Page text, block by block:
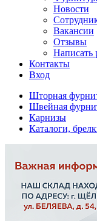
Новости
Вакансии
Отзывы
Написать
Контакты
Вход
Шторная
Швейная
Карнизы
Каталоги,